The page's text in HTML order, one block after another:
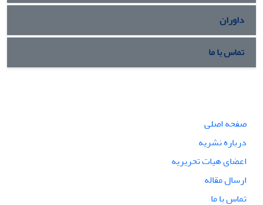
داوران
تماس با ما
صفحه اصلی
درباره نشریه
اعضای هیات تحریریه
ارسال مقاله
تماس با ما